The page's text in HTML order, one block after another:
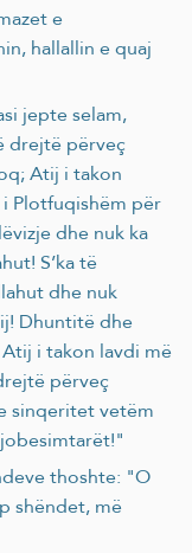
e
hallallin e quaj
jepte selam,
drejtë përveç
Atij i takon
Plotfuqishëm për
dhe nuk ka
S’ka të
dhe nuk
Dhuntitë dhe
i takon lavdi më
përveç
sinqeritet vetëm
shëndet, më